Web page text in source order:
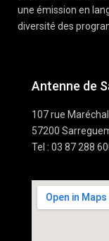
une émission en
diversité des
Antenne de
107 rue
57200
Tel : 03 87 288